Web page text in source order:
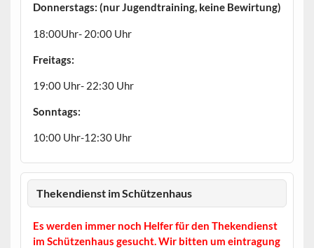
Donnerstags: (nur Jugendtraining, keine Bewirtung)
18:00Uhr- 20:00 Uhr
Freitags:
19:00 Uhr- 22:30 Uhr
Sonntags:
10:00 Uhr-12:30 Uhr
Thekendienst im Schützenhaus
Es werden immer noch Helfer für den Thekendienst
im Schützenhaus gesucht. Wir bitten um eintragung